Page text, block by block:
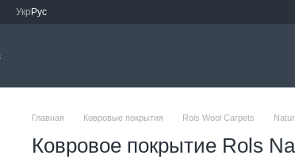
Укр Рус
Главная Ковровые покрытия Rols Wool Carpets
Ковровое покрытие Rols